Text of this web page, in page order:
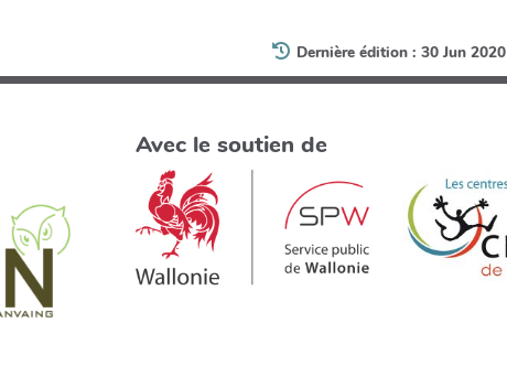
Dernière édition : 30 Jun 2020
Avec le soutien de